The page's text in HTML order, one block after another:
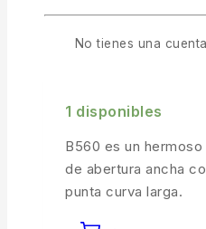
Anzuelo B560
1 disponibles
B560 es un
de abertura ancha
punta curva larga.
No tienes una